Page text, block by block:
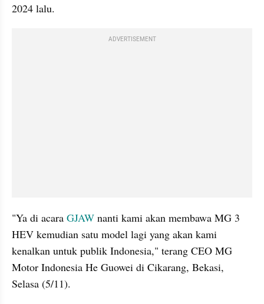
2024 lalu.
ADVERTISEMENT
"Ya di acara GJAW nanti kami akan membawa MG 3
HEV kemudian satu model lagi yang akan kami
kenalkan untuk publik Indonesia," terang CEO MG
Motor Indonesia He Guowei di Cikarang, Bekasi,
Selasa (5/11).